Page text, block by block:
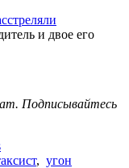
и двое его
Подписывайтесь
, угон